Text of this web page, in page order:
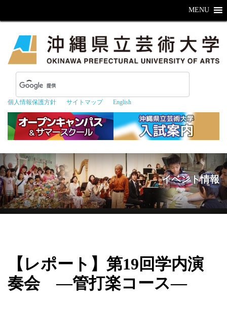
個人情報保護方針 サイトマップ English
MENU
イベント情報
【レポート】第19回学内演
奏会 ―管打楽コース―